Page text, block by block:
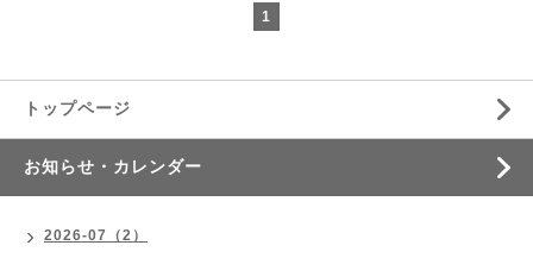
1
トップページ
お知らせ・カレンダー
2026-07（2）